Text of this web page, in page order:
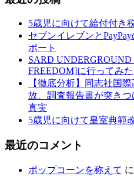
5歳児に向けて給付付き
セブンイレブンと
ポート
SARD
FREEDOM]に行ってみた
【徹底分析】同志社国
故、調査報告書が突き
真実
5歳児に向けて皇室典範
最近のコメント
ポップコーンを称えて に